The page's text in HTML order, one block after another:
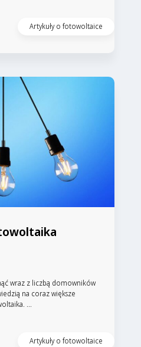
Artykuły o fotowoltaice
wraz z liczbą domowników
na coraz większe
...
Artykuły o fotowoltaice